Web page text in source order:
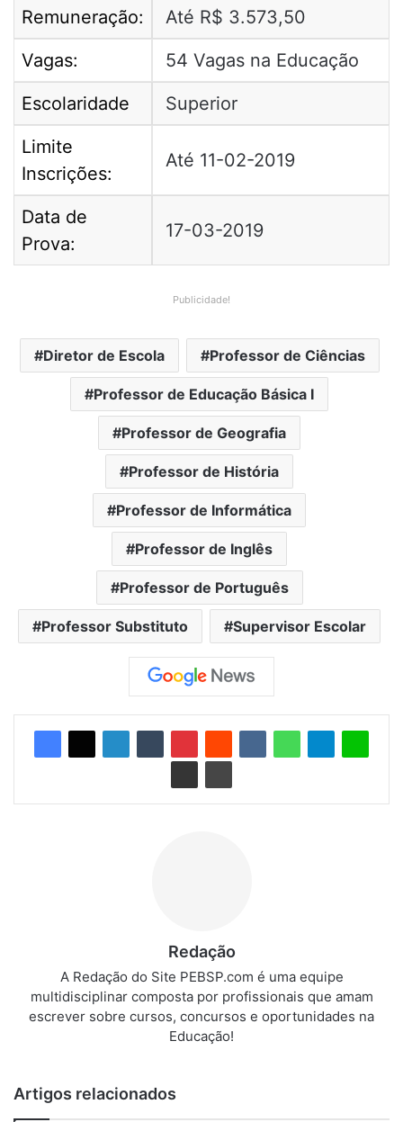
Remuneração:
Até R$ 3.573,50
Vagas:
54 Vagas na Educação
Escolaridade
Superior
Limite
Inscrições:
Até 11-02-2019
Data de
Prova:
17-03-2019
Publicidade!
Diretor de Escola Professor de Ciências
Professor de Educação Básica I
Professor de Geografia
Professor de História
Professor de Informática
Professor de Inglês
Professor de Português
Professor Substituto Supervisor Escolar
Redação
A Redação do Site PEBSP.com é uma equipe
multidisciplinar composta por profissionais que amam
escrever sobre cursos, concursos e oportunidades na
Educação!
Artigos relacionados